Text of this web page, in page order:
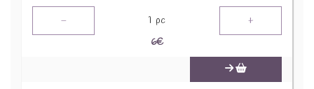
- 1 pc +
6€